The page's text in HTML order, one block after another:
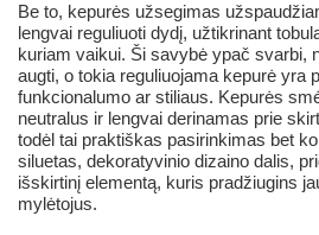
Be to, kepurės užsegimas
lengvai reguliuoti dydį, užtikrinant
kuriam vaikui. Ši savybė ypač svarbi,
augti, o tokia reguliuojama kepurė yra
funkcionalumo ar stiliaus. Kepurės
neutralus ir lengvai derinamas prie
todėl tai praktiškas pasirinkimas bet
siluetas, dekoratyvinio dizaino dalis,
išskirtinį elementą, kuris pradžiugins
mylėtojus.